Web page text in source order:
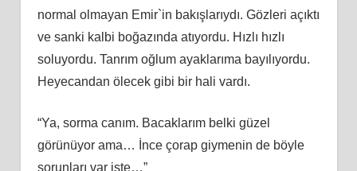
normal olmayan Emir`in bakışlarıydı. Gözleri açıktı
ve sanki kalbi boğazında atıyordu. Hızlı hızlı
soluyordu. Tanrım oğlum ayaklarıma bayılıyordu.
Heyecandan ölecek gibi bir hali vardı.
“Ya, sorma canım. Bacaklarım belki güzel
görünüyor ama… İnce çorap giymenin de böyle
sorunları var işte…”